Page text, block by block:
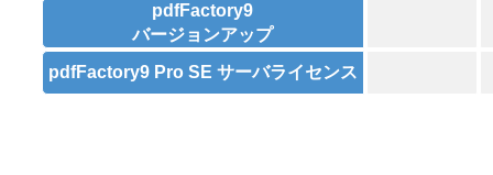
pdfFactory9
バージョンアップ
pdfFactory9 Pro SE サーバライセンス